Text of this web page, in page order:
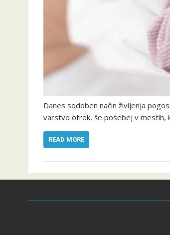
Danes sodoben način življenja
varstvo otrok, še posebej v mestih,
READ MORE